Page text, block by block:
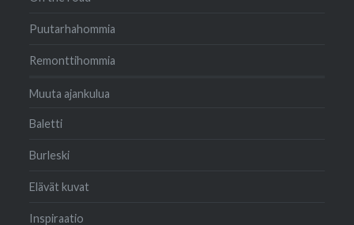
Puutarhahommia
Remonttihommia
Muuta ajankulua
Baletti
Burleski
Elävät kuvat
Inspiraatio